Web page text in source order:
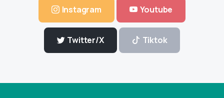
Instagram Youtube
Twitter/X Tiktok